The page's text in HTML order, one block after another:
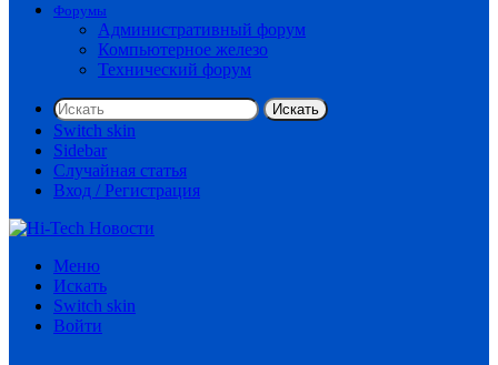
Форумы
Административный форум
Компьютерное железо
Технический форум
Искать
Switch skin
Sidebar
Случайная статья
Вход / Регистрация
Меню
Искать
Switch skin
Войти